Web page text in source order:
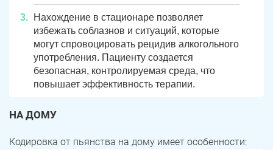
Нахождение в стационаре позволяет
избежать соблазнов и ситуаций, которые
могут спровоцировать рецидив алкогольного
употребления. Пациенту создается
безопасная, контролируемая среда, что
повышает эффективность терапии.
НА ДОМУ
Кодировка от пьянства на дому имеет особенности: